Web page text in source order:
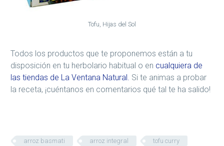
Tofu, Hijas del Sol
Todos los productos que te proponemos están a tu
disposición en tu herbolario habitual o en cualquiera de
las tiendas de La Ventana Natural. Si te animas a probar
la receta, ¡cuéntanos en comentarios qué tal te ha salido!
arroz basmati arroz integral tofu curry